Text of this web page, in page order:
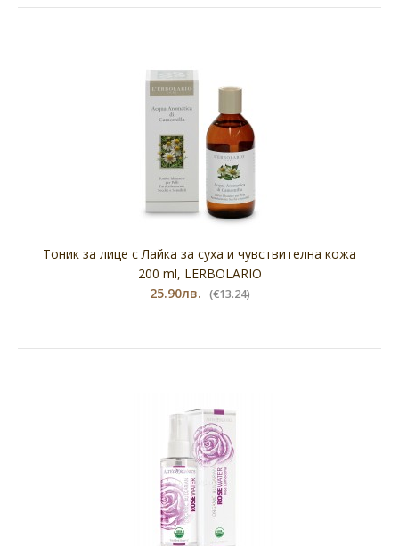
Тоник за лице с Лайка за суха и чувствителна кожа
200 ml, LERBOLARIO
25.90лв. (€13.24)